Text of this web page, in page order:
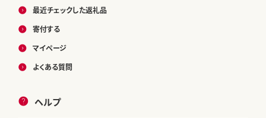
最近チェックした返礼品
寄付する
マイページ
よくある質問
ヘルプ